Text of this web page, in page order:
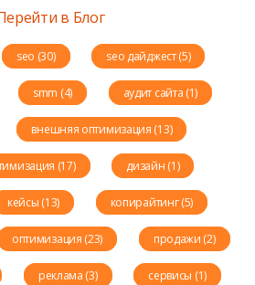
в Блог
seo (30) seo дайджест (5)
smm (4) аудит сайта (1)
внешняя оптимизация (13)
(17) дизайн (1)
кейсы (13) копирайтинг (5)
оптимизация (23) продажи (2)
реклама (3) сервисы (1)